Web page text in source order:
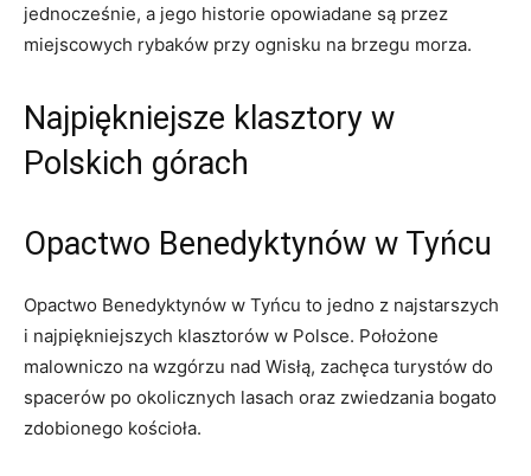
jednocześnie, a jego historie opowiadane są przez
miejscowych rybaków przy ognisku na brzegu morza.
Najpiękniejsze ‌klasztory⁤ w
Polskich górach
Opactwo Benedyktynów w Tyńcu
Opactwo Benedyktynów w Tyńcu to ‌jedno z ‍najstarszych
i najpiękniejszych klasztorów w Polsce. Położone
malowniczo ⁤na wzgórzu nad Wisłą, zachęca turystów do
spacerów po ⁤okolicznych lasach oraz zwiedzania ⁤bogato
zdobionego kościoła.